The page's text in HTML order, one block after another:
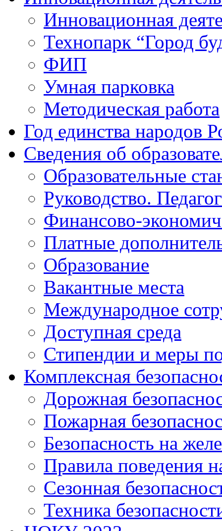
Инновационная
Технопарк “Город
ФИП
Умная парковка
Методическая работа
Год единства народов
Сведения об
Образовательные
Руководство.
Финансово-
Платные
Образование
Вакантные места
Международное
Доступная среда
Стипендии и меры
Комплексная
Дорожная
Пожарная
Безопасность на
Правила поведения
Сезонная
Техника